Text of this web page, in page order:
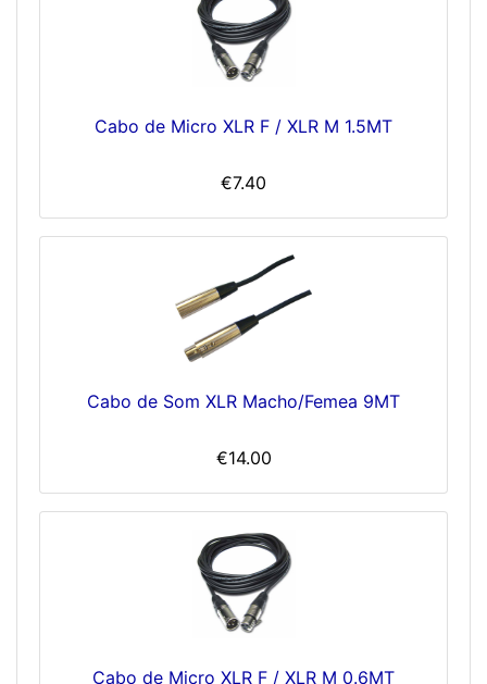
Cabo de Micro XLR F / XLR M 1.5MT
€7.40
Cabo de Som XLR Macho/Femea 9MT
€14.00
Cabo de Micro XLR F / XLR M 0.6MT